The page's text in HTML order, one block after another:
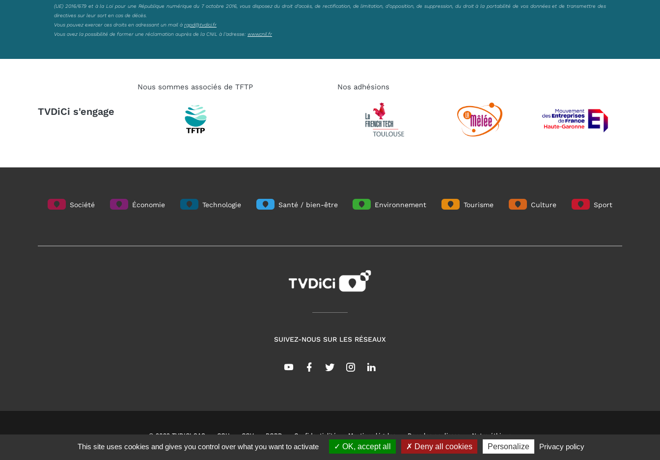
(UE) 2016/679 et à la Loi pour une République numérique du 7 octobre 2016, vous disposez du droit d’accès, de rectification, de limitation, d’opposition, de suppression, du droit à la portabilité de vos données et de transmettre des
directives sur leur sort en cas de décès.
Vous pouvez exercer ces droits en adressant un mail à rgpd@tvdici.fr
Vous avez la possibilité de former une réclamation auprès de la CNIL à l’adresse: www.cnil.fr
TVDiCi s'engage
Nous sommes associés de TFTP Nos adhésions
Société Économie Technologie Santé / bien-être Environnement Tourisme Culture Sport
SUIVEZ-NOUS SUR LES RÉSEAUX
© 2022 TVDICI SAS CGU CGV RGPD Confidentialité Mentions légales Dans les coulisses Notre éthique
This site uses cookies and gives you control over what you want to activate OK, accept all Deny all cookies Personalize Privacy policy